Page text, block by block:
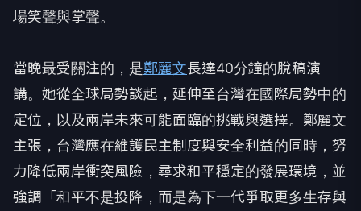
場笑聲與掌聲。
當晚最受關注的，是鄭麗文長達40分鐘的脫稿演
講。她從全球局勢談起，延伸至台灣在國際局勢中的
定位，以及兩岸未來可能面臨的挑戰與選擇。鄭麗文
主張，台灣應在維護民主制度與安全利益的同時，努
力降低兩岸衝突風險，尋求和平穩定的發展環境，並
強調「和平不是投降，而是為下一代爭取更多生存與